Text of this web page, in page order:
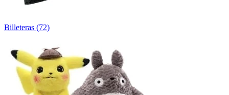
Billeteras (72)